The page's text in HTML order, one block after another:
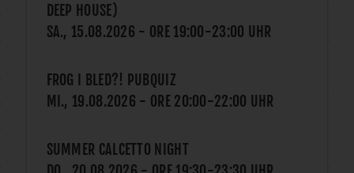
DEEP HOUSE)
SA., 15.08.2026 - ORE 19:00-23:00 UHR
FROG I BLED?! PUBQUIZ
MI., 19.08.2026 - ORE 20:00-22:00 UHR
SUMMER CALCETTO NIGHT